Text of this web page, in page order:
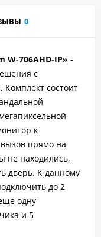
0
W-706AHD-IP» -
с
Комплект состоит
к
прямо на
не находились,
дверь. К данному
до 2
одну
и 5